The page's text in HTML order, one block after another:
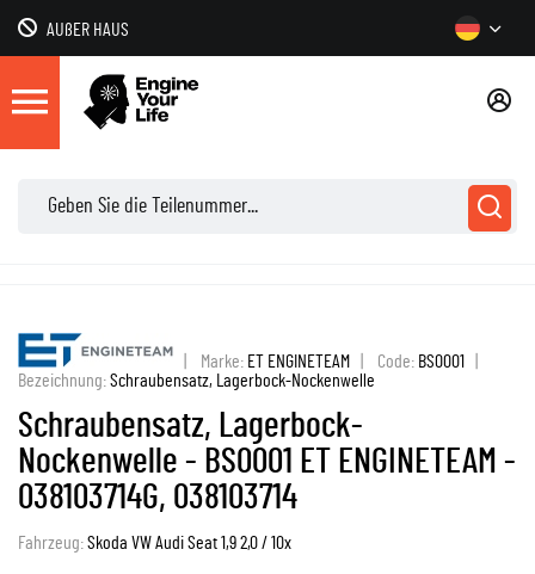
AUßER HAUS
Marke: ET ENGINETEAM Code: BS0001
Bezeichnung:Schraubensatz, Lagerbock-Nockenwelle
Schraubensatz, Lagerbock-
Nockenwelle - BS0001 ET ENGINETEAM -
038103714G, 038103714
Fahrzeug:Skoda VW Audi Seat 1,9 2,0 / 10x